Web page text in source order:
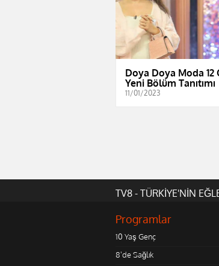
Doya Doya Moda 12
Yeni Bölüm Tanıtımı
11/01/2023
TV8 - TÜRKİYE'NİN
Programlar
10 Yaş Genç
8'de Sağlık